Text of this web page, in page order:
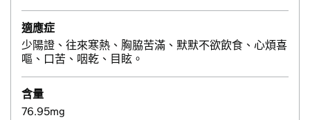
適應症
少陽證、往來寒熱、胸脇苦滿、默默不欲飲食、心煩喜
嘔、口苦、咽乾、目眩。
含量
76.95mg